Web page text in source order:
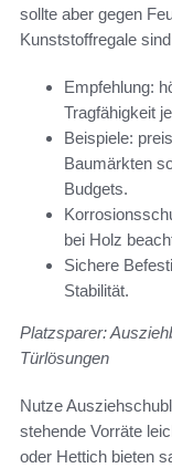
sollte aber gegen
Kunststoffregale
Empfehlung:
Tragfähigkeit
Beispiele:
Baumärkten
Budgets.
bei Holz
Sichere
Stabilität.
Platzsparer:
Türlösungen
Nutze
stehende Vorräte
oder Hettich bieten